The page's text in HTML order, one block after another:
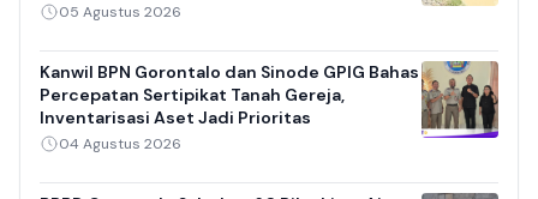
05 Agustus 2026
Kanwil BPN Gorontalo dan Sinode GPIG Bahas
Percepatan Sertipikat Tanah Gereja,
Inventarisasi Aset Jadi Prioritas
04 Agustus 2026